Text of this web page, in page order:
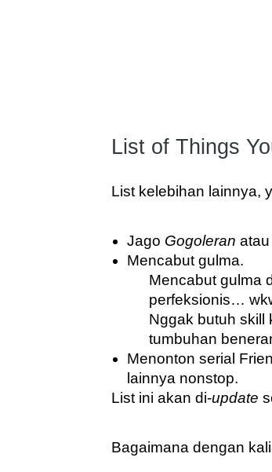
List of Things
List kelebihan lainnya,
Jago Gogoleran
Mencabut gulma.
Mencabut gulma
perfeksionis…
Nggak butuh skill
tumbuhan
Menonton serial
lainnya nonstop.
List ini akan di-update
Bagaimana dengan